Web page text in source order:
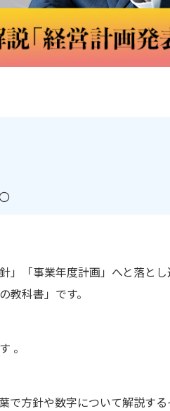
「事業年度計画」へと落とし
科書」です。
。
で方針や数字について解説する